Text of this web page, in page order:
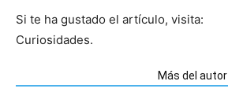
Si te ha gustado el artículo, visita:
Curiosidades.
Más del autor